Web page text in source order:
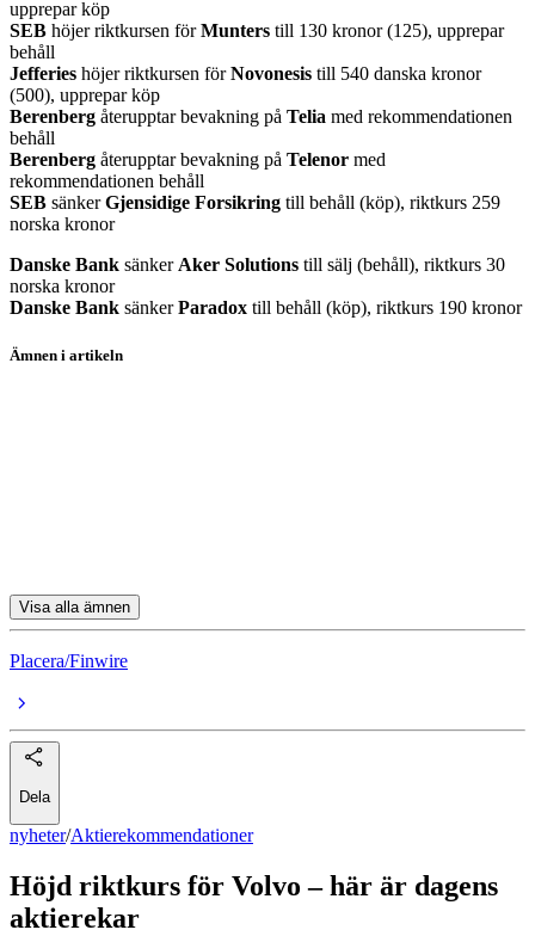
upprepar köp
SEB höjer riktkursen förMunters till 130 kronor (125), upprepar
behåll
Jefferies höjer riktkursen förNovonesis till 540 danska kronor
(500), upprepar köp
Berenberg återupptar bevakning på Telia med rekommendationen
behåll
Berenberg återupptar bevakning på Telenor med
rekommendationen behåll
SEB sänkerGjensidige Forsikring till behåll (köp), riktkurs 259
norska kronor
Danske Bank sänkerAker Solutions till sälj (behåll), riktkurs 30
norska kronor
Danske Bank sänkerParadox till behåll (köp), riktkurs 190 kronor
Ämnen i artikeln
Visa alla ämnen
Placera/Finwire
Dela
nyheter/Aktierekommendationer
Höjd riktkurs för Volvo – här är dagens
aktierekar